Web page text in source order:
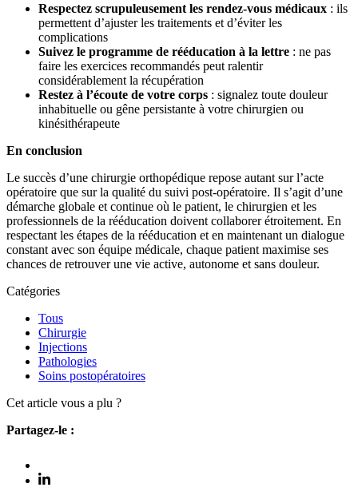
Respectez scrupuleusement les rendez-vous médicaux : ils
permettent d’ajuster les traitements et d’éviter les
complications
Suivez le programme de rééducation à la lettre : ne pas
faire les exercices recommandés peut ralentir
considérablement la récupération
Restez à l’écoute de votre corps : signalez toute douleur
inhabituelle ou gêne persistante à votre chirurgien ou
kinésithérapeute
En conclusion
Le succès d’une chirurgie orthopédique repose autant sur l’acte
opératoire que sur la qualité du suivi post-opératoire. Il s’agit d’une
démarche globale et continue où le patient, le chirurgien et les
professionnels de la rééducation doivent collaborer étroitement. En
respectant les étapes de la rééducation et en maintenant un dialogue
constant avec son équipe médicale, chaque patient maximise ses
chances de retrouver une vie active, autonome et sans douleur.
Catégories
Tous
Chirurgie
Injections
Pathologies
Soins postopératoires
Cet article vous a plu ?
Partagez-le :